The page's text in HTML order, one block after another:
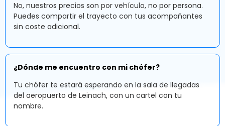
No, nuestros precios son por vehículo, no por persona.
Puedes compartir el trayecto con tus acompañantes
sin coste adicional.
¿Dónde me encuentro con mi chófer?
Tu chófer te estará esperando en la sala de llegadas
del aeropuerto de Leinach, con un cartel con tu
nombre.